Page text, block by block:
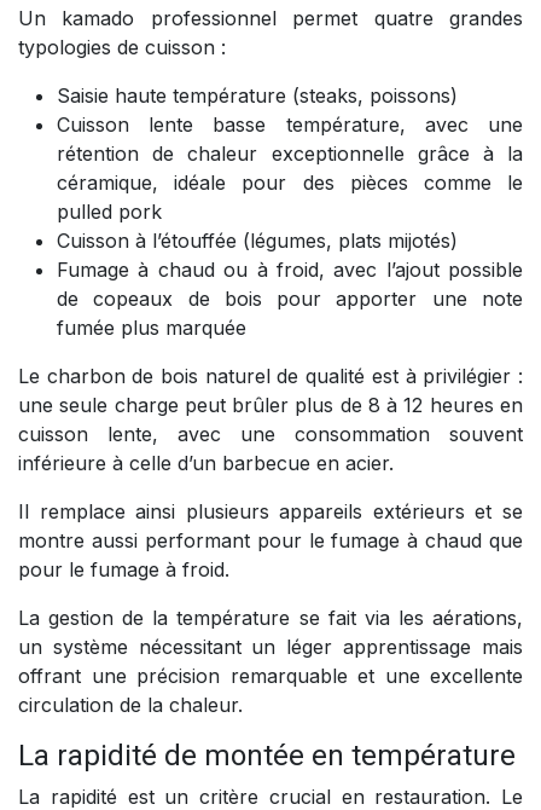
Un kamado professionnel permet quatre grandes
typologies de cuisson :
Saisie haute température (steaks, poissons)
Cuisson lente basse température, avec une
rétention de chaleur exceptionnelle grâce à la
céramique, idéale pour des pièces comme le
pulled pork
Cuisson à l’étouffée (légumes, plats mijotés)
Fumage à chaud ou à froid, avec l’ajout possible
de copeaux de bois pour apporter une note
fumée plus marquée
Le charbon de bois naturel de qualité est à privilégier :
une seule charge peut brûler plus de 8 à 12 heures en
cuisson lente, avec une consommation souvent
inférieure à celle d’un barbecue en acier.
Il remplace ainsi plusieurs appareils extérieurs et se
montre aussi performant pour le fumage à chaud que
pour le fumage à froid.
La gestion de la température se fait via les aérations,
un système nécessitant un léger apprentissage mais
offrant une précision remarquable et une excellente
circulation de la chaleur.
La rapidité de montée en température
La rapidité est un critère crucial en restauration. Le